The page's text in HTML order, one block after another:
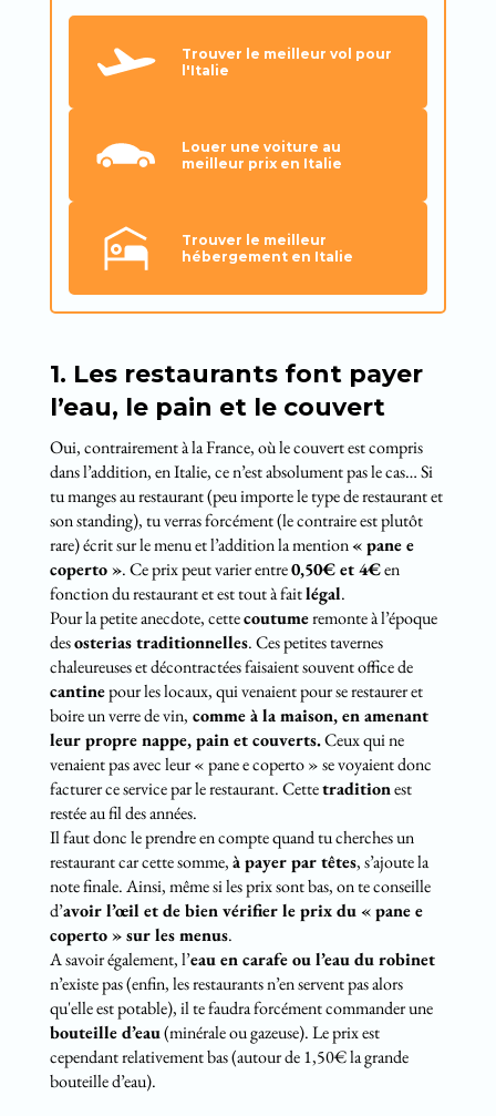
Trouver le meilleur vol pour
l'Italie
Louer une voiture au
meilleur prix en Italie
Trouver le meilleur
hébergement en Italie
1. Les restaurants font payer
l’eau, le pain et le couvert
Oui, contrairement à la France, où le couvert est compris
dans l’addition, en Italie, ce n’est absolument pas le cas… Si
tu manges au restaurant (peu importe le type de restaurant et
son standing), tu verras forcément (le contraire est plutôt
rare) écrit sur le menu et l’addition la mention« pane e
coperto ». Ce prix peut varier entre0,50€ et 4€en
fonction du restaurant et est tout à faitlégal.
Pour la petite anecdote, cettecoutumeremonte à l’époque
desosterias traditionnelles. Ces petites tavernes
chaleureuses et décontractées faisaient souvent office de
cantinepour les locaux, qui venaient pour se restaurer et
boire un verre de vin, comme à la maison, en amenant
leur propre nappe, pain et couverts.Ceux qui ne
venaient pas avec leur « pane e coperto » se voyaient donc
facturer ce service par le restaurant. Cettetraditionest
restée au fil des années.
Il faut donc le prendre en compte quand tu cherches un
restaurant car cette somme,à payer par têtes, s’ajoute la
note finale. Ainsi, même si les prix sont bas, on te conseille
d’avoir l’œil et de bien vérifier le prix du « pane e
coperto » sur les menus.
A savoir également, l’eau en carafe ou l’eau du robinet
n’existe pas (enfin, les restaurants n’en servent pas alors
qu'elle est potable), il te faudra forcément commander une
bouteille d’eau(minérale ou gazeuse). Le prix est
cependant relativement bas (autour de 1,50€ la grande
bouteille d’eau).